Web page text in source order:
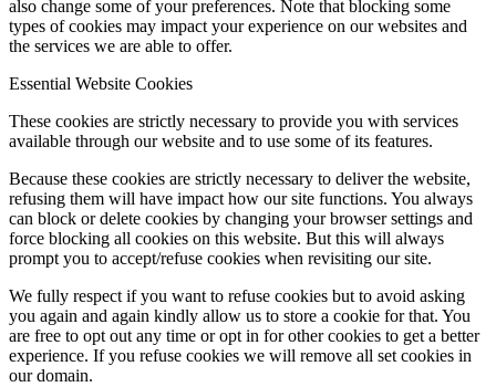
also change some of your preferences. Note that blocking some
types of cookies may impact your experience on our websites and
the services we are able to offer.
Essential Website Cookies
These cookies are strictly necessary to provide you with services
available through our website and to use some of its features.
Because these cookies are strictly necessary to deliver the website,
refusing them will have impact how our site functions. You always
can block or delete cookies by changing your browser settings and
force blocking all cookies on this website. But this will always
prompt you to accept/refuse cookies when revisiting our site.
We fully respect if you want to refuse cookies but to avoid asking
you again and again kindly allow us to store a cookie for that. You
are free to opt out any time or opt in for other cookies to get a better
experience. If you refuse cookies we will remove all set cookies in
our domain.